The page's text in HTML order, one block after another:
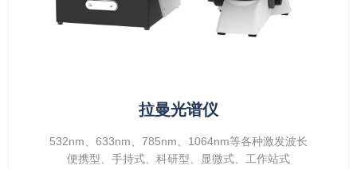
拉曼光谱仪
532nm、633nm、785nm、1064nm等各种激发波长
便携型、手持式、科研型、显微式、工作站式